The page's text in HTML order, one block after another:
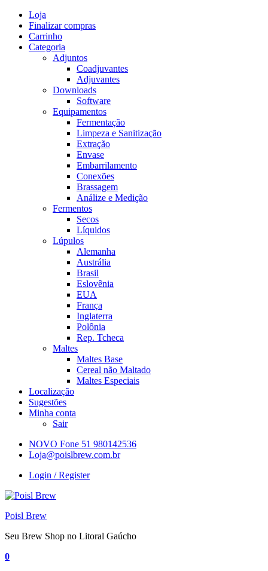
Skip
content
Loja
Finalizar compras
Carrinho
Categoria
Adjuntos
Coadjuvantes
Adjuvantes
Downloads
Software
Equipamentos
Fermentação
Limpeza e Sanitização
Extração
Envase
Embarrilamento
Conexões
Brassagem
Análize e Medição
Fermentos
Secos
Líquidos
Lúpulos
Alemanha
Austrália
Brasil
Eslovênia
EUA
França
Inglaterra
Polônia
Rep. Tcheca
Maltes
Maltes Base
Cereal não Maltado
Maltes Especiais
Localização
Sugestões
Minha conta
Sair
NOVO Fone 51 980142536
Loja@poislbrew.com.br
Login / Register
Poisl Brew
Seu Brew Shop no Litoral Gaúcho
0